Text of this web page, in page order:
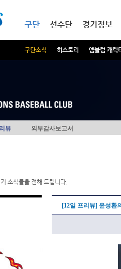
구단
구단소식 히스토리 엠블럼 캐릭
선수단 경기정보
뷰 외부감사보고서
소식들을 전해 드립니다.
[12일 프리뷰] 윤성환